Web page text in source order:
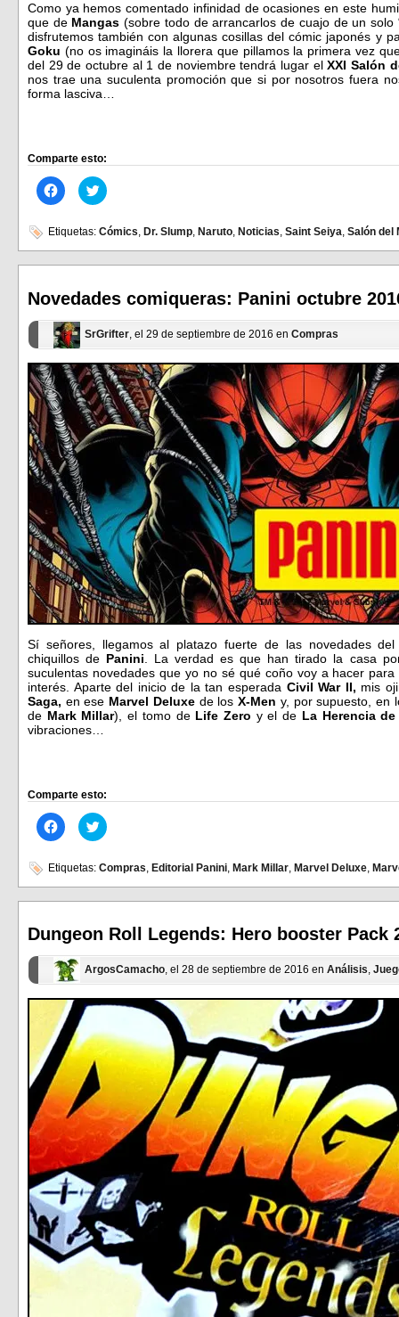
Como ya hemos comentado infinidad de ocasiones en este
que de Mangas (sobre todo de arrancarlos de cuajo de un solo
disfrutemos también con algunas cosillas del cómic japonés y
Goku (no os imagináis la llorera que pillamos la primera vez
del 29 de octubre al 1 de noviembre tendrá lugar elXXI Salón
nos trae una suculenta promoción que si por nosotros fuera
forma lasciva…
Comparte esto:
Haz
clic
en
Facebook
(Se
abre
ventana
nueva)
Haz
clic
en
(Se
abre
ventana
nueva)
Etiquetas: Cómics, Dr. Slump, Naruto, Noticias, Saint Seiya, Salón del
Novedades comiqueras: Panini octubre
SrGrifter, el 29 de septiembre de 2016 en Compras
Sí señores, llegamos al platazo fuerte de las novedades
chiquillos de Panini . La verdad es que han tirado la casa
suculentas novedades que yo no sé qué coño voy a hacer
interés. Aparte del inicio de la tan esperada Civil War II, mis
Saga, en ese Marvel Deluxe de los X-Men y, por supuesto, en
de Mark Millar), el tomo de Life Zero y el de La Herencia
vibraciones…
Comparte esto:
Haz
clic
en
Facebook
(Se
abre
ventana
nueva)
Haz
clic
en
Twitter
(Se
abre
ventana
nueva)
Etiquetas: Compras, Editorial Panini, Mark Millar, Marvel Deluxe,
Dungeon Roll Legends: Hero booster Pack
ArgosCamacho, el 28 de septiembre de 2016 en Análisis,